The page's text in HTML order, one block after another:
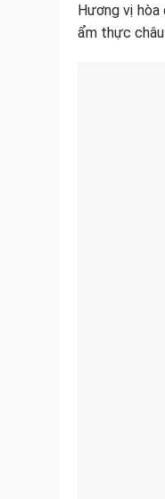
Hương vị
ẩm thực châu